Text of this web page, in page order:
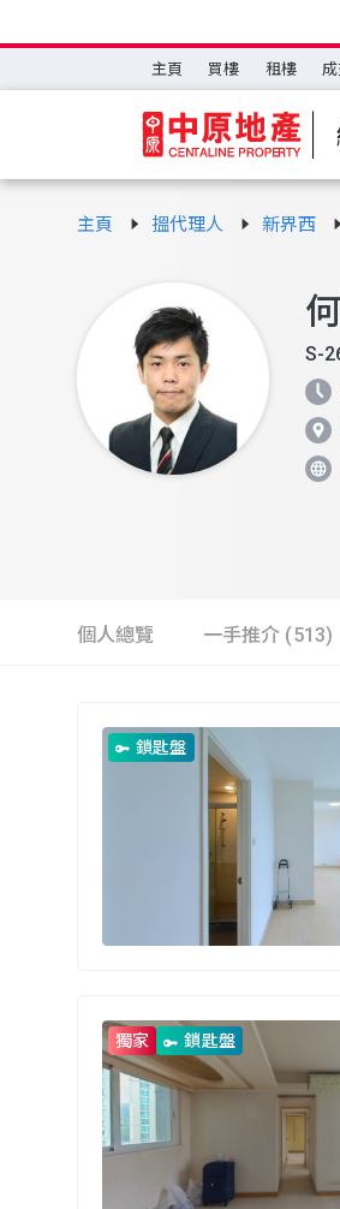
主頁 買樓 租樓
主頁 搵代理人 新界西
S-
個人總覽 一手推介 (513)
鎖匙盤
獨家 鎖匙盤